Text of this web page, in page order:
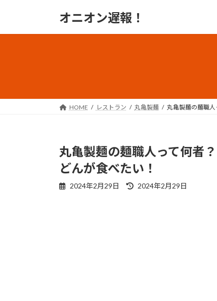
オニオン遅報！
HOME レストラン 丸亀製麺 丸亀製麺の麺職
丸亀製麺の麺職人って何者
どんが食べたい！
2024年2月29日
最
2024年2月29日